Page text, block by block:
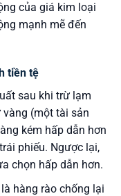
của giá kim loại
mạnh mẽ đến
tiền tệ
sau khi trừ lạm
(một tài sản
kém hấp dẫn hơn
phiếu. Ngược lại,
chọn hấp dẫn hơn.
hàng rào chống lại